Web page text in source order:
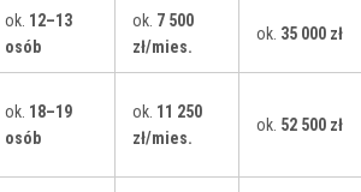
ok. 12–13
osób
ok. 7 500
zł/mies.
ok. 35 000 zł
ok. 18–19
osób
ok. 11 250
zł/mies.
ok. 52 500 zł